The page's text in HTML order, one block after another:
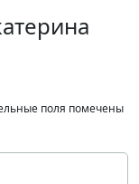
поля помечены